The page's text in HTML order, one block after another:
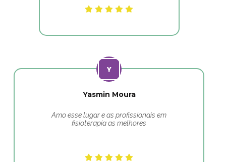
Yasmin Moura
Amo esse lugar e as profissionais em
fisioterapia as melhores